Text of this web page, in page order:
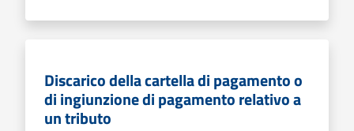
Discarico della cartella di pagamento o
di ingiunzione di pagamento relativo a
un tributo